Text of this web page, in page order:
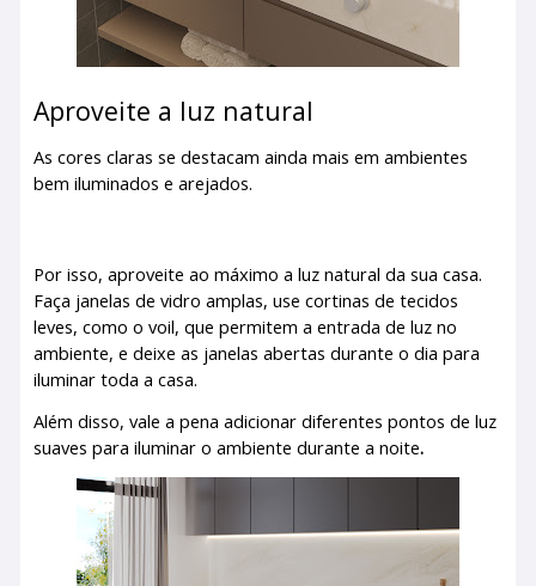
Aproveite a luz natural
As cores claras se destacam ainda mais em ambientes
bem iluminados e arejados.
Por isso, aproveite ao máximo a luz natural da sua casa.
Faça janelas de vidro amplas, use cortinas de tecidos
leves, como o voil, que permitem a entrada de luz no
ambiente, e deixe as janelas abertas durante o dia para
iluminar toda a casa.
Além disso, vale a pena adicionar diferentes pontos de luz
suaves para iluminar o ambiente durante a noite.